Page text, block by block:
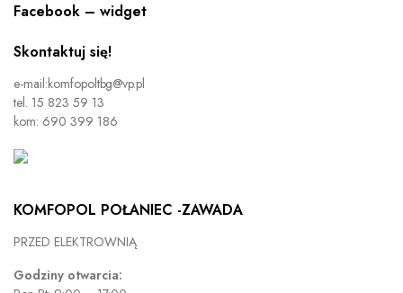
Facebook – widget
Skontaktuj się!
e-mail:komfopoltbg@vp.pl
tel. 15 823 59 13
kom: 690 399 186
KOMFOPOL POŁANIEC -ZAWADA
PRZED ELEKTROWNIĄ
Godziny otwarcia: